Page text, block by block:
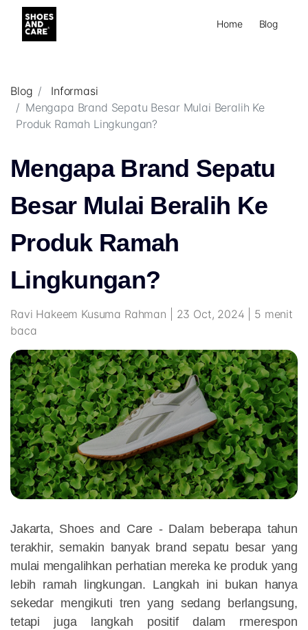
Home Blog
Blog
Informasi
Mengapa Brand Sepatu Besar Mulai Beralih Ke
Produk Ramah Lingkungan?
Mengapa Brand Sepatu
Besar Mulai Beralih Ke
Produk Ramah
Lingkungan?
Ravi Hakeem Kusuma Rahman | 23 Oct, 2024 | 5 menit
baca
Jakarta, Shoes and Care - Dalam beberapa tahun
terakhir, semakin banyak brand sepatu besar yang
mulai mengalihkan perhatian mereka ke produk yang
lebih ramah lingkungan. Langkah ini bukan hanya
sekedar mengikuti tren yang sedang berlangsung,
tetapi juga langkah positif dalam rmerespon